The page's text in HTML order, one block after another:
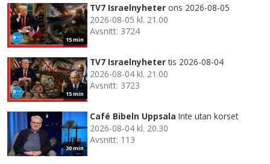
15 min
TV7 Israelnyheter ons 2026-08-05
2026-08-05 kl. 21.00
Avsnitt: 3724
15 min
TV7 Israelnyheter tis 2026-08-04
2026-08-04 kl. 21.00
Avsnitt: 3723
30 min
Café Bibeln Uppsala Inte utan korset
2026-08-04 kl. 20.30
Avsnitt: 113